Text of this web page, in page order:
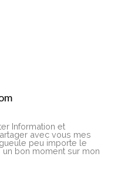
Information et
avec vous mes
peu importe le
bon moment sur mon